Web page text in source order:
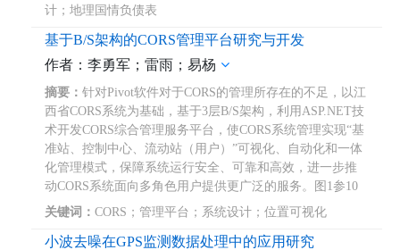
计；地理国情负债表
基于B/S架构的CORS管理平台研究与开发
作者：李勇军；雷雨；易杨
摘要： 针对Pivot软件对于CORS的管理所存在的不足，以江
西省CORS系统为基础，基于3层B/S架构，利用ASP.NET技
术开发CORS综合管理服务平台，使CORS系统管理实现“基
准站、控制中心、流动站（用户）”可视化、自动化和一体
化管理模式，保障系统运行安全、可靠和高效，进一步推
动CORS系统面向多角色用户提供更广泛的服务。图1参10
关键词： CORS；管理平台；系统设计；位置可视化
小波去噪在GPS监测数据处理中的应用研究